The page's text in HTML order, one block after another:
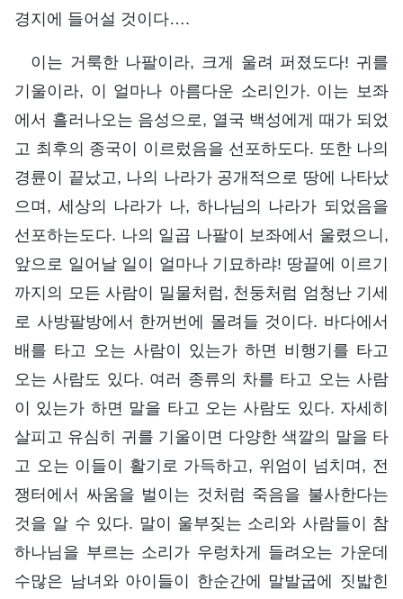
경지에 들어설 것이다….
이는 거룩한 나팔이라, 크게 울려 퍼졌도다! 귀를
기울이라, 이 얼마나 아름다운 소리인가. 이는 보좌
에서 흘러나오는 음성으로, 열국 백성에게 때가 되었
고 최후의 종국이 이르렀음을 선포하도다. 또한 나의
경륜이 끝났고, 나의 나라가 공개적으로 땅에 나타났
으며, 세상의 나라가 나, 하나님의 나라가 되었음을
선포하는도다. 나의 일곱 나팔이 보좌에서 울렸으니,
앞으로 일어날 일이 얼마나 기묘하랴! 땅끝에 이르기
까지의 모든 사람이 밀물처럼, 천둥처럼 엄청난 기세
로 사방팔방에서 한꺼번에 몰려들 것이다. 바다에서
배를 타고 오는 사람이 있는가 하면 비행기를 타고
오는 사람도 있다. 여러 종류의 차를 타고 오는 사람
이 있는가 하면 말을 타고 오는 사람도 있다. 자세히
살피고 유심히 귀를 기울이면 다양한 색깔의 말을 타
고 오는 이들이 활기로 가득하고, 위엄이 넘치며, 전
쟁터에서 싸움을 벌이는 것처럼 죽음을 불사한다는
것을 알 수 있다. 말이 울부짖는 소리와 사람들이 참
하나님을 부르는 소리가 우렁차게 들려오는 가운데
수많은 남녀와 아이들이 한순간에 말발굽에 짓밟힌